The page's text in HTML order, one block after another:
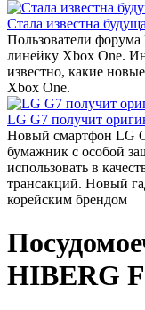
Стала известна
Пользователи
линейку Xbox One.
известно, какие
Xbox One.
LG G7 получит
Новый смартфон LG
бумажник с особой
использовать в
трансакций. Новый
корейским брендом
HIBERG